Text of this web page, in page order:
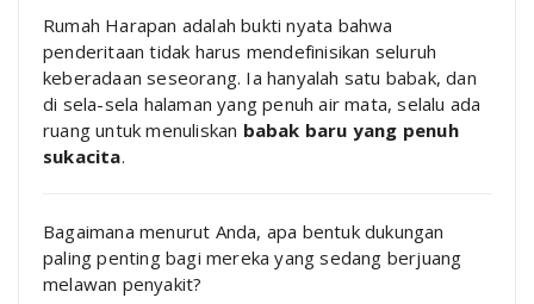
Rumah Harapan adalah bukti nyata bahwa
penderitaan tidak harus mendefinisikan seluruh
keberadaan seseorang. Ia hanyalah satu babak, dan
di sela-sela halaman yang penuh air mata, selalu ada
ruang untuk menuliskan babak baru yang penuh
sukacita.
Bagaimana menurut Anda, apa bentuk dukungan
paling penting bagi mereka yang sedang berjuang
melawan penyakit?